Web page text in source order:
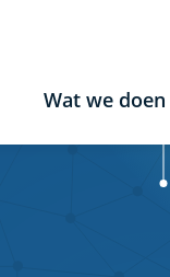
Wat we doen